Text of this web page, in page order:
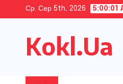
content
Ср. Сер 5th, 2026 5:00:02
Kokl.Ua